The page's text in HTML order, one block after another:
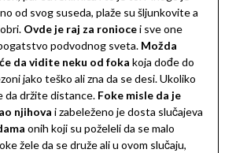
od svog suseda, plaže su šljunkovite a
Ovde je raj za roniocei sve one
podvodnog sveta. Možda
da vidite neku od foka koja dođe do
jako teško ali zna da se desi. Ukoliko
da držite distance. Foke misle da je
njihova i zabeleženo je dosta slučajeva
onih koji su poželeli da se malo
žele da se druže ali u ovom slučaju,